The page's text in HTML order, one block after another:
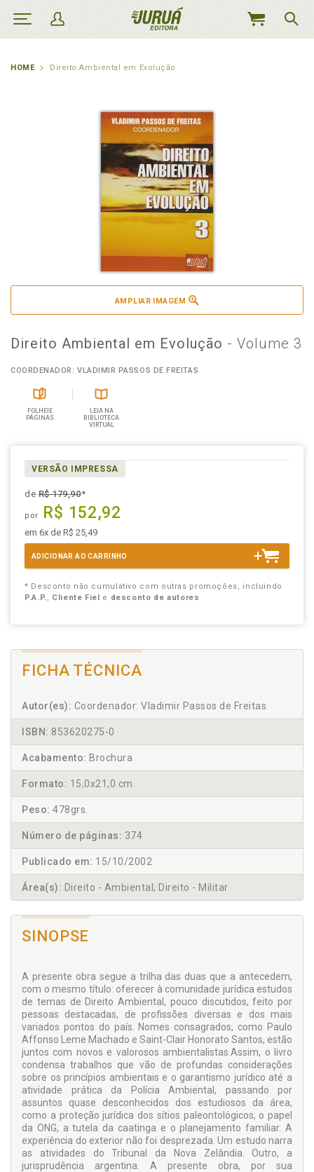
MEU
HOME Direito Ambiental em Evolução
AMPLIAR IMAGEM
Direito Ambiental em Evolução - Volume 3
COORDENADOR: VLADIMIR PASSOS DE FREITAS
FOLHEIE
PÁGINAS
LEIA NA
BIBLIOTECA
VIRTUAL
VERSÃO IMPRESSA
deR$ 179,90*
por R$ 152,92
em 6x de R$ 25,49
ADICIONAR AO CARRINHO
* Desconto não cumulativo com outras promoções, incluindo
P.A.P., Cliente Fiel e desconto de autores
FICHA TÉCNICA
Autor(es): Coordenador: Vladimir Passos de Freitas
ISBN: 853620275-0
Acabamento: Brochura
Formato: 15,0x21,0 cm
Peso: 478grs.
Número de páginas: 374
Publicado em: 15/10/2002
Área(s): Direito - Ambiental; Direito - Militar
SINOPSE
A presente obra segue a trilha das duas que a antecedem,
com o mesmo título: oferecer à comunidade jurídica estudos
de temas de Direito Ambiental, pouco discutidos, feito por
pessoas destacadas, de profissões diversas e dos mais
variados pontos do país. Nomes consagrados, como Paulo
Affonso Leme Machado e Saint-Clair Honorato Santos, estão
juntos com novos e valorosos ambientalistas.Assim, o livro
condensa trabalhos que vão de profundas considerações
sobre os princípios ambientais e o garantismo jurídico até a
atividade prática da Polícia Ambiental, passando por
assuntos quase desconhecidos dos estudiosos da área,
como a proteção jurídica dos sítios paleontológicos, o papel
da ONG, a tutela da caatinga e o planejamento familiar. A
experiência do exterior não foi desprezada. Um estudo narra
as atividades do Tribunal da Nova Zelândia. Outro, a
jurisprudência argentina. A presente obra, por sua